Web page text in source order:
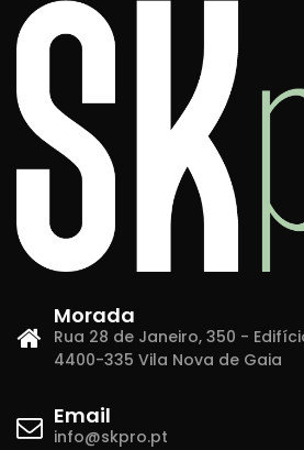
Morada
Rua 28 de Janeiro, 350 -
4400-335 Vila Nova de Gaia
Email
info@skpro.pt